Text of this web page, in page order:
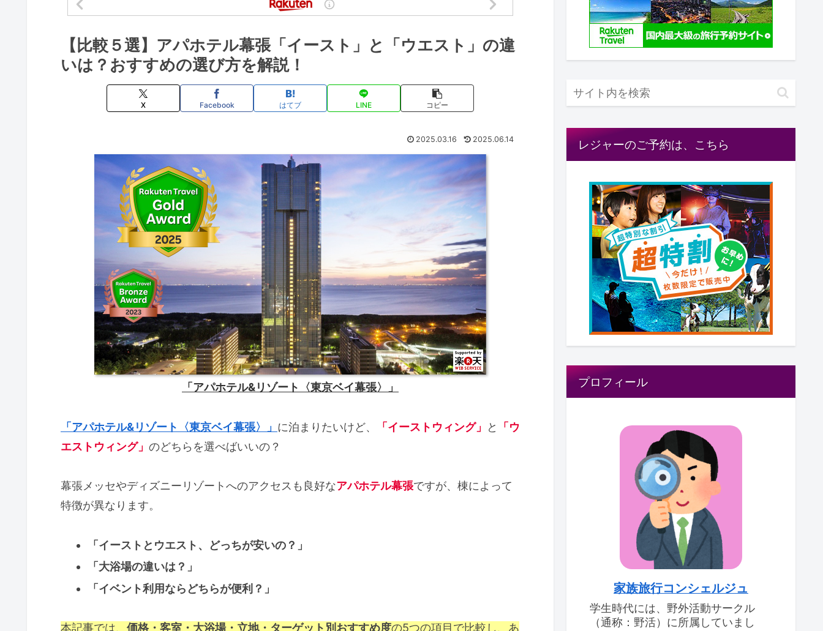
【比較５選】アパホテル幕張「イースト」と「ウエスト」の違
いは？おすすめの選び方を解説！
X Facebook はてブ LINE コピー
2025.03.16 2025.06.14
「アパホテル&リゾート〈東京ベイ幕張〉」
「アパホテル&リゾート〈東京ベイ幕張〉」 に泊まりたいけど、 「イーストウィング」 と
「ウ
エストウィング」 のどちらを選べばいいの？
幕張メッセやディズニーリゾートへのアクセスも良好なアパホテル幕張ですが、棟によって
特徴が異なります。
「イーストとウエスト、どっちが安いの？」
「大浴場の違いは？」
「イベント利用ならどちらが便利？」
本記事では、 価格・客室・大浴場・立地・ターゲット別おすすめ度の5つの項目で比較し、あ
レジャーのご予約は、こちら
プロフィール
家族旅行コンシェルジュ
学生時代には、野外活動サークル
（通称：野活）に所属していまし